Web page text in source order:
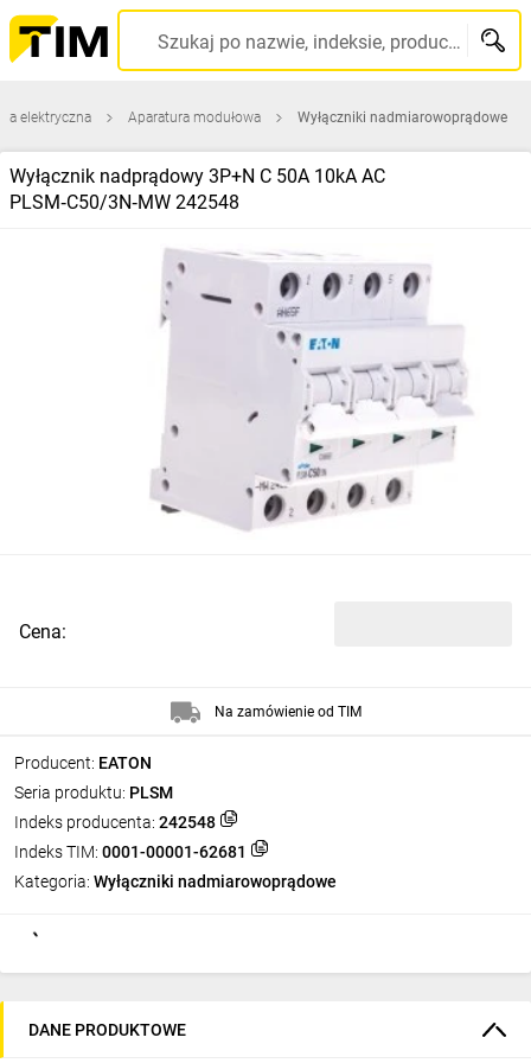
Szukaj po nazwie, indeksie, producencie, kodzie kreskowym...
elektryczna Aparatura modułowa Wyłączniki nadmiarowoprądowe
Wyłącznik nadprądowy 3P+N C 50A 10kA AC
PLSM‑C50/3N‑MW 242548
Producent: EATON
Seria produktu: PLSM
Indeks producenta: 242548
Indeks TIM: 0001-00001-62681
Kategoria: Wyłączniki nadmiarowoprądowe
Cena:
Na zamówienie od TIM
DANE PRODUKTOWE